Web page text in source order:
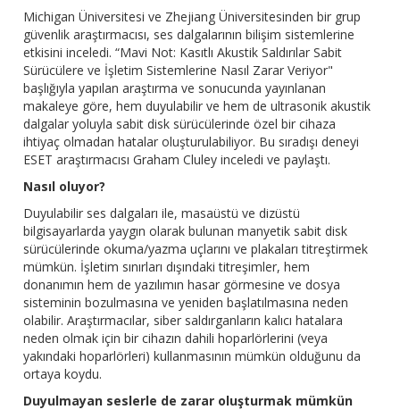
Michigan Üniversitesi ve Zhejiang Üniversitesinden bir grup
güvenlik araştırmacısı, ses dalgalarının bilişim sistemlerine
etkisini inceledi. “Mavi Not: Kasıtlı Akustik Saldırılar Sabit
Sürücülere ve İşletim Sistemlerine Nasıl Zarar Veriyor"
başlığıyla yapılan araştırma ve sonucunda yayınlanan
makaleye göre, hem duyulabilir ve hem de ultrasonik akustik
dalgalar yoluyla sabit disk sürücülerinde özel bir cihaza
ihtiyaç olmadan hatalar oluşturulabiliyor. Bu sıradışı deneyi
ESET araştırmacısı Graham Cluley inceledi ve paylaştı.
Nasıl oluyor?
Duyulabilir ses dalgaları ile, masaüstü ve dizüstü
bilgisayarlarda yaygın olarak bulunan manyetik sabit disk
sürücülerinde okuma/yazma uçlarını ve plakaları titreştirmek
mümkün. İşletim sınırları dışındaki titreşimler, hem
donanımın hem de yazılımın hasar görmesine ve dosya
sisteminin bozulmasına ve yeniden başlatılmasına neden
olabilir. Araştırmacılar, siber saldırganların kalıcı hatalara
neden olmak için bir cihazın dahili hoparlörlerini (veya
yakındaki hoparlörleri) kullanmasının mümkün olduğunu da
ortaya koydu.
Duyulmayan seslerle de zarar oluşturmak mümkün